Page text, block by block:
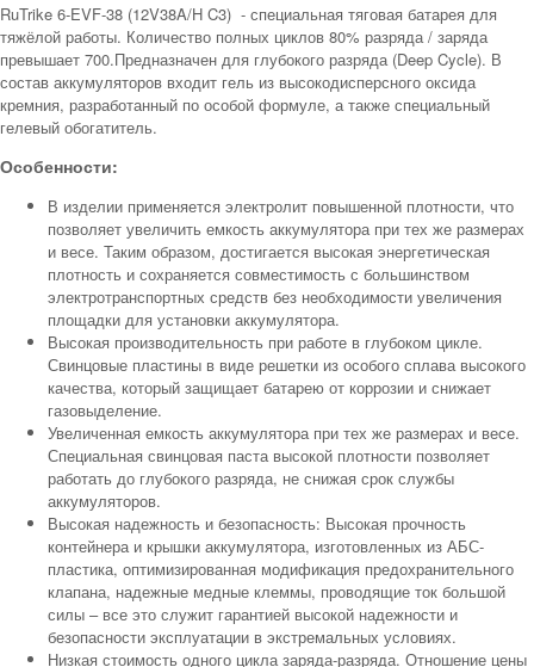
RuTrike 6-EVF-38 (12V38A/H C3) - специальная тяговая батарея для
тяжёлой работы. Количество полных циклов 80% разряда / заряда
превышает 700.Предназначен для глубокого разряда (Deep Cycle). В
состав аккумуляторов входит гель из высокодисперсного оксида
кремния, разработанный по особой формуле, а также специальный
гелевый обогатитель.
Особенности:
В изделии применяется электролит повышенной плотности, что
позволяет увеличить емкость аккумулятора при тех же размерах
и весе. Таким образом, достигается высокая энергетическая
плотность и сохраняется совместимость с большинством
электротранспортных средств без необходимости увеличения
площадки для установки аккумулятора.
Высокая производительность при работе в глубоком цикле.
Свинцовые пластины в виде решетки из особого сплава высокого
качества, который защищает батарею от коррозии и снижает
газовыделение.
Увеличенная емкость аккумулятора при тех же размерах и весе.
Специальная свинцовая паста высокой плотности позволяет
работать до глубокого разряда, не снижая срок службы
аккумуляторов.
Высокая надежность и безопасность: Высокая прочность
контейнера и крышки аккумулятора, изготовленных из АБС-
пластика, оптимизированная модификация предохранительного
клапана, надежные медные клеммы, проводящие ток большой
силы – все это служит гарантией высокой надежности и
безопасности эксплуатации в экстремальных условиях.
Низкая стоимость одного цикла заряда-разряда. Отношение цены